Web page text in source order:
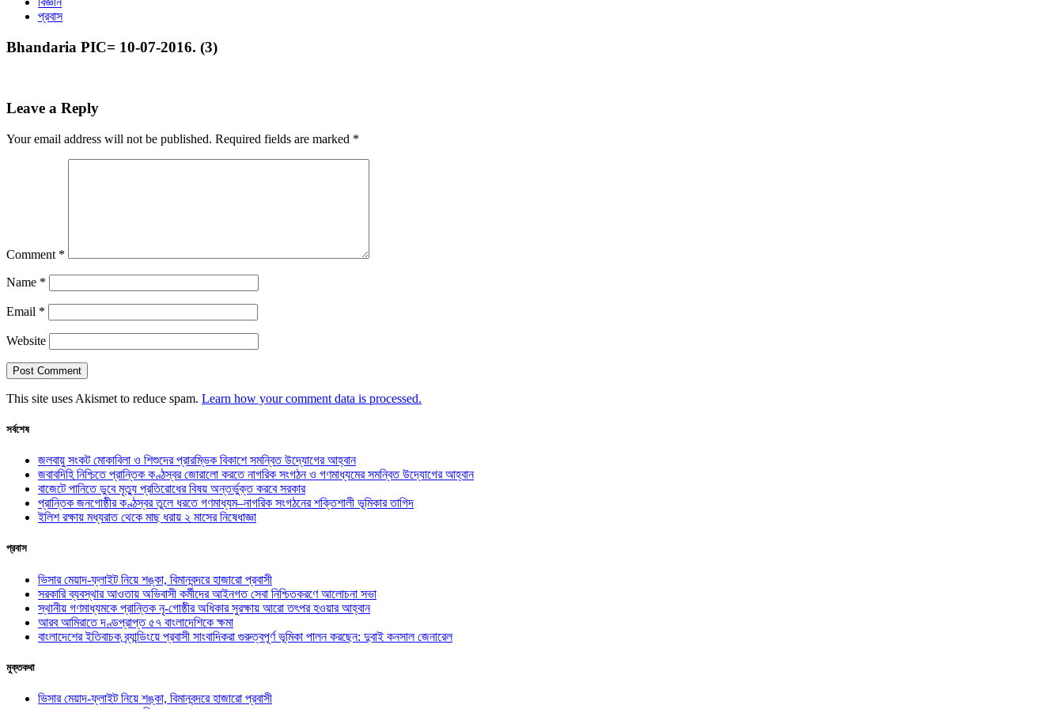
প্রবাস
Bhandaria PIC= 10-07-2016. (3)
Leave a Reply
Your email address will not be published. Required fields are marked *
Comment *
Name *
Email *
Website
This site uses Akismet to reduce spam. Learn how your comment data is processed.
সর্বশেষ
জলবায়ু সংকট মোকাবিলা ও শিশুদের প্রারম্ভিক বিকাশে সমন্বিত উদ্যোগের আহ্বান
জবাবদিহি নিশ্চিতে প্রান্তিক কণ্ঠস্বর জোরালো করতে নাগরিক সংগঠন ও গণমাধ্যমের সমন্বিত উদ্যোগের আহ্বান
বাজেটে পানিতে ডুবে মৃত্যু প্রতিরোধের বিষয় অন্তর্ভুক্ত করবে সরকার
প্রান্তিক জনগোষ্ঠীর কণ্ঠস্বর তুলে ধরতে গণমাধ্যম–নাগরিক সংগঠনের শক্তিশালী ভূমিকার তাগিদ
ইলিশ রক্ষায় মধ্যরাত থেকে মাছ ধরায় ২ মাসের নিষেধাজ্ঞা
প্রবাস
ভিসার মেয়াদ-ফ্লাইট নিয়ে শঙ্কা, বিমানবন্দরে হাজারো প্রবাসী
সরকারি ব্যবস্থার আওতায় অভিবাসী কর্মীদের আইনগত সেবা নিশ্চিতকরণে আলোচনা সভা
স্থানীয় গণমাধ্যমকে প্রান্তিক নৃ-গোষ্ঠীর অধিকার সুরক্ষায় আরো তৎপর হওয়ার আহ্বান
আরব আমিরাতে দণ্ডপ্রাপ্ত ৫৭ বাংলাদেশিকে ক্ষমা
বাংলাদেশের ইতিবাচক ব্র্যান্ডিংয়ে প্রবাসী সাংবাদিকরা গুরুত্বপূর্ণ ভূমিকা পালন করছেন: দুবাই কনসাল জেনারেল
মুক্তকথা
ভিসার মেয়াদ-ফ্লাইট নিয়ে শঙ্কা, বিমানবন্দরে হাজারো প্রবাসী